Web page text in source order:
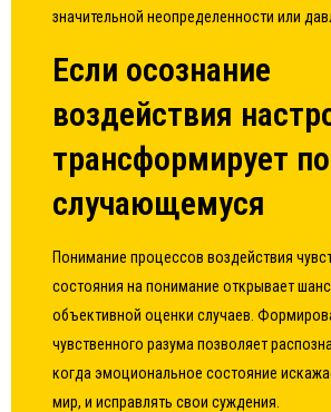
значительной неопределенности или
Если осознание
воздействия
трансформирует
случающемуся
Понимание процессов воздействия
состояния на понимание открывает
объективной оценки случаев.
чувственного разума позволяет
когда эмоциональное состояние
мир, и исправлять свои суждения.